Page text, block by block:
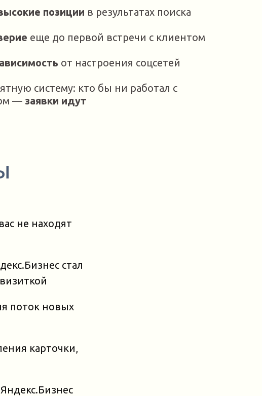
позиции в результатах поиска
еще до первой встречи с клиентом
от настроения соцсетей
систему: кто бы ни работал с
— заявки идут
стал
карточки,
поток новых
не находят